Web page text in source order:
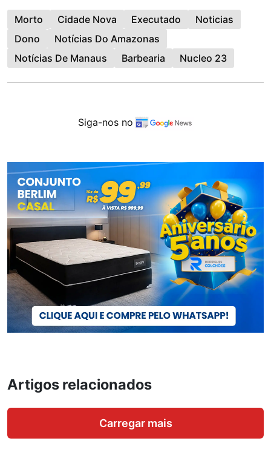
Morto Cidade Nova Executado
Noticias
Dono
Notícias Do Amazonas
Notícias De Manaus
Barbearia Nucleo 23
Siga-nos no
Artigos relacionados
Carregar mais